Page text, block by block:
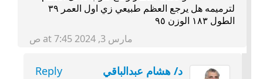
لترميمه هل يرجع العظم طبيعي زي اول العمر ٣٩
الطول ١٨٣ الوزن ٩٥
مارس 3, 2024 at 7:45 ص
د/ هشام عبدالباقي Reply